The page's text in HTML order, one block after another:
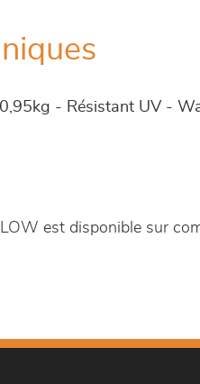
- Résistant UV -
est disponible sur